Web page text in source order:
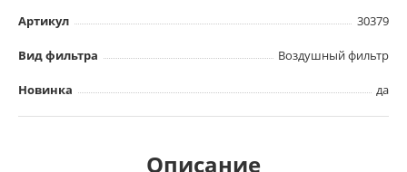
Артикул 30379
Вид фильтра Воздушный фильтр
Новинка да
Описание